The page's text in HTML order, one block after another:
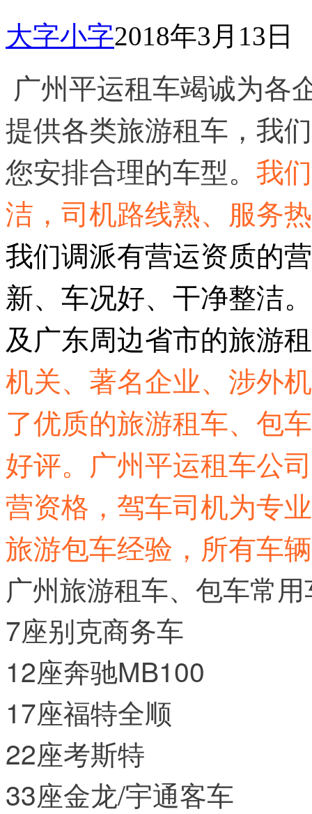
大字小字2018年3月13日
广州平运租车竭诚为各
提供各类旅游租车，我
您安排合理的车型。 我
洁，司机路线熟、服务
我们调派有营运资质的
新、车况好、干净整洁
及广东周边省市的旅游
机关、著名企业、涉外
了优质的旅游租车、包
好评。广州平运租车公
营资格，驾车司机为专
旅游包车经验，所有车
广州旅游租车、包车常
7座别克商务车
12座奔驰MB100
17座福特全顺
22座考斯特
33座金龙/宇通客车